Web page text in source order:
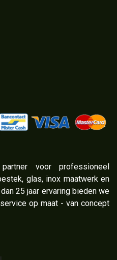
voor professioneel
glas, inox maatwerk en
25 jaar ervaring bieden we
op maat - van concept